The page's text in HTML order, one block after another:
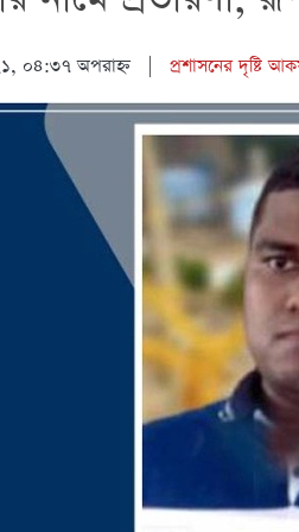
০৪:৩৭ অপরাহ্ন| প্রশাসনের দৃষ্টি